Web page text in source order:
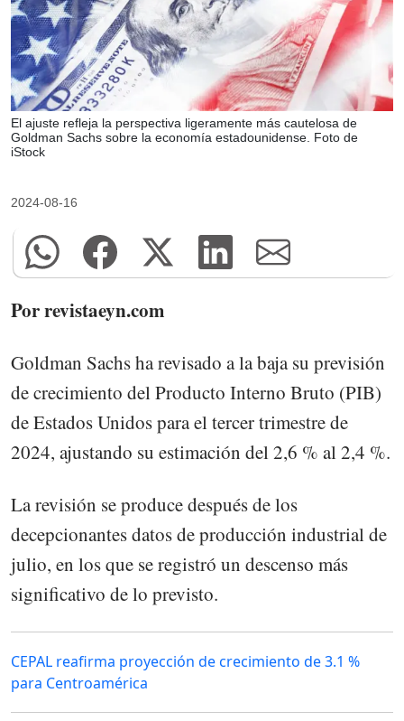
El ajuste refleja la perspectiva ligeramente más cautelosa de
Goldman Sachs sobre la economía estadounidense. Foto de
iStock
2024-08-16
Por revistaeyn.com
Goldman Sachs ha revisado a la baja su previsión
de crecimiento del Producto Interno Bruto (PIB)
de Estados Unidos para el tercer trimestre de
2024, ajustando su estimación del 2,6 % al 2,4 %.
La revisión se produce después de los
decepcionantes datos de producción industrial de
julio, en los que se registró un descenso más
significativo de lo previsto.
CEPAL reafirma proyección de crecimiento de 3.1 %
para Centroamérica